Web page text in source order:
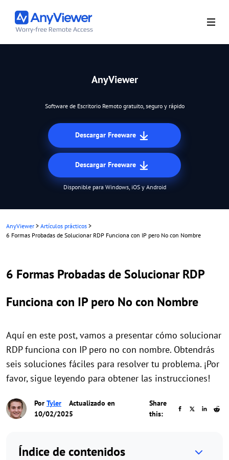
AnyViewer
Software de Escritorio Remoto gratuito, seguro y rápido
Descargar Freeware
Descargar Freeware
Disponible para Windows, iOS y Android
AnyViewer > Artículos prácticos >
6 Formas Probadas de Solucionar RDP Funciona con IP pero No con Nombre
6 Formas Probadas de Solucionar RDP
Funciona con IP pero No con Nombre
Aquí en este post, vamos a presentar cómo solucionar
RDP funciona con IP pero no con nombre. Obtendrás
seis soluciones fáciles para resolver tu problema. ¡Por
favor, sigue leyendo para obtener las instrucciones!
Por Tyler
Actualizado en
10/02/2025
Share
this:
Índice de contenidos